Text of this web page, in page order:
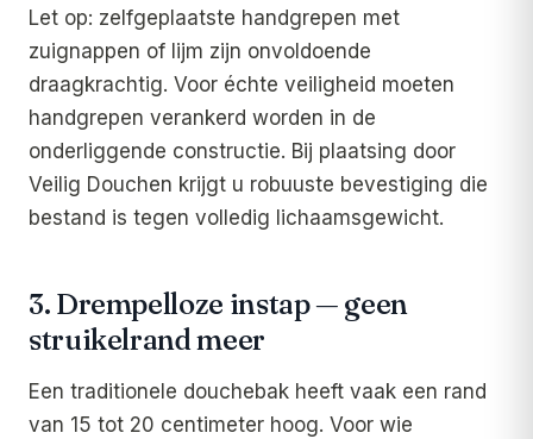
Let op: zelfgeplaatste handgrepen met
zuignappen of lijm zijn onvoldoende
draagkrachtig. Voor échte veiligheid moeten
handgrepen verankerd worden in de
onderliggende constructie. Bij plaatsing door
Veilig Douchen krijgt u robuuste bevestiging die
bestand is tegen volledig lichaamsgewicht.
3. Drempelloze instap — geen
struikelrand meer
Een traditionele douchebak heeft vaak een rand
van 15 tot 20 centimeter hoog. Voor wie